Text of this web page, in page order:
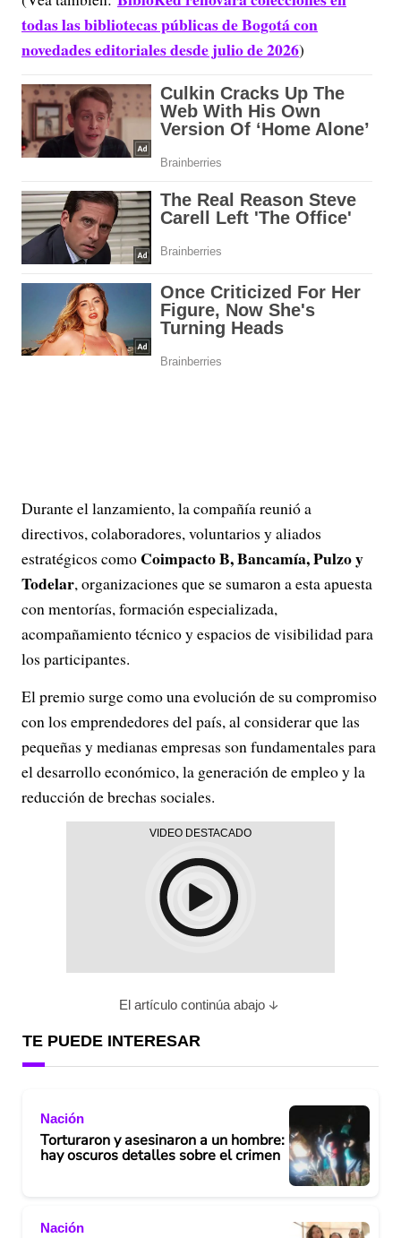
todas las bibliotecas públicas de Bogotá con
novedades editoriales desde julio de 2026)
Durante el lanzamiento, la compañía reunió a
directivos, colaboradores, voluntarios y aliados
estratégicos como Coimpacto B, Bancamía, Pulzo y
Todelar, organizaciones que se sumaron a esta apuesta
con mentorías, formación especializada,
acompañamiento técnico y espacios de visibilidad para
los participantes.
El premio surge como una evolución de su compromiso
con los emprendedores del país, al considerar que las
pequeñas y medianas empresas son fundamentales para
el desarrollo económico, la generación de empleo y la
reducción de brechas sociales.
El artículo continúa abajo
TE PUEDE INTERESAR
Nación
Torturaron y asesinaron a un hombre:
hay oscuros detalles sobre el crimen
Nación